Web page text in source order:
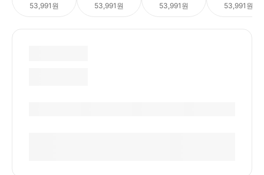
53,991원 53,991원 53,991원 53,991원